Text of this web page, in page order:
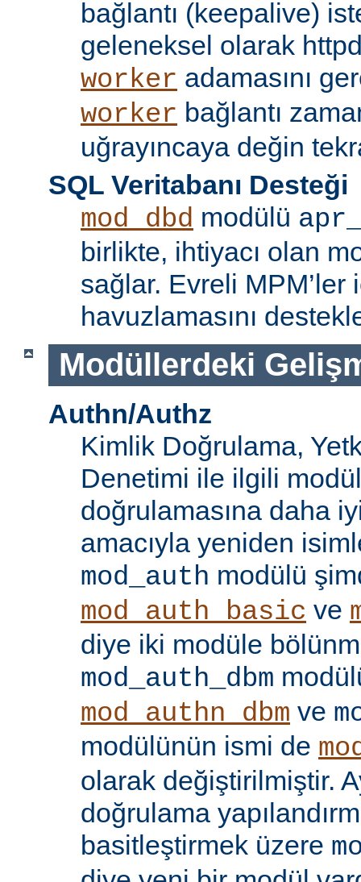
bağlantı (keepalive)
geleneksel olarak
worker adamasını
worker bağlantı
uğrayıncaya değin
SQL Veritabanı Desteği
mod_dbd modülü
birlikte, ihtiyacı olan
sağlar. Evreli MPM’ler
havuzlamasını
Modüllerdeki
Authn/Authz
Kimlik Doğrulama,
Denetimi ile ilgili
doğrulamasına daha
amacıyla yeniden
mod_auth modülü
mod_auth_basic ve
diye iki modüle
mod_auth_dbm
mod_authn_dbm ve
modülünün ismi de
olarak değiştirilmiştir.
doğrulama
basitleştirmek üzere